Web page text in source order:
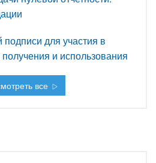
для участия в
и использования
все